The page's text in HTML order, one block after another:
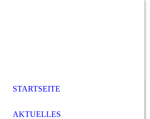
STARTSEITE
AKTUELLES